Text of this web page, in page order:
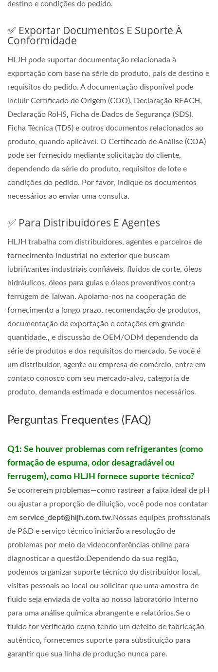
destino e condições do pedido.
✅ Exportar Documentos E Suporte À
Conformidade
HLJH pode suportar documentação relacionada à
exportação com base na série do produto, país de destino e
requisitos do pedido. A documentação disponível pode
incluir Certificado de Origem (COO), Declaração REACH,
Declaração RoHS, Ficha de Dados de Segurança (SDS),
Ficha Técnica (TDS) e outros documentos relacionados ao
produto, quando aplicável. O Certificado de Análise (COA)
pode ser fornecido mediante solicitação do cliente,
dependendo da série do produto, requisitos de lote e
condições do pedido. Por favor, indique os documentos
necessários ao enviar uma consulta.
✅ Para Distribuidores E Agentes
HLJH trabalha com distribuidores, agentes e parceiros de
fornecimento industrial no exterior que buscam
lubrificantes industriais confiáveis, fluidos de corte, óleos
hidráulicos, óleos para guias e óleos preventivos contra
ferrugem de Taiwan. Apoiamo-nos na cooperação de
fornecimento a longo prazo, recomendação de produtos,
documentação de exportação e cotações em grande
quantidade., e discussão de OEM/ODM dependendo da
série de produtos e dos requisitos do mercado. Se você é
um distribuidor, agente ou empresa de comércio, entre em
contato conosco com seu mercado-alvo, categoria de
produto, demanda estimada e documentos necessários.
Perguntas Frequentes (FAQ)
Q1: Se houver problemas com refrigerantes (como
formação de espuma, odor desagradável ou
ferrugem), como HLJH fornece suporte técnico?
Se ocorrerem problemas—como rastrear a faixa ideal de pH
ou ajustar a proporção de diluição, você pode nos contatar
em service_dept@hljh.com.tw.Nossas equipes profissionais
de P&D e serviço técnico iniciarão a resolução de
problemas por meio de videoconferências online para
diagnosticar a questão.Dependendo da sua região,
podemos organizar suporte técnico do distribuidor local,
visitas pessoais ao local ou solicitar que uma amostra de
fluido seja enviada de volta ao nosso laboratório interno
para uma análise química abrangente e relatórios.Se o
fluido for verificado como tendo um defeito de fabricação
autêntico, fornecemos suporte para substituição para
garantir que sua linha de produção nunca pare.